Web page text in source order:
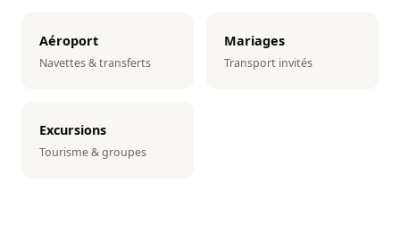
Aéroport
Navettes & transferts
Mariages
Transport invités
Excursions
Tourisme & groupes